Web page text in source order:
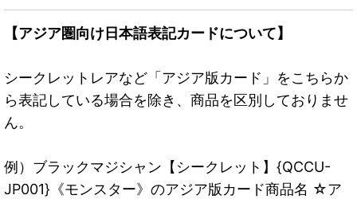
【アジア圏向け日本語表記カードについて】
シークレットレアなど「アジア版カード」をこちらか
ら表記している場合を除き、商品を区別しておりませ
ん。
例）ブラックマジシャン【シークレット】{QCCU-
JP001}《モンスター》のアジア版カード商品名 ☆ア